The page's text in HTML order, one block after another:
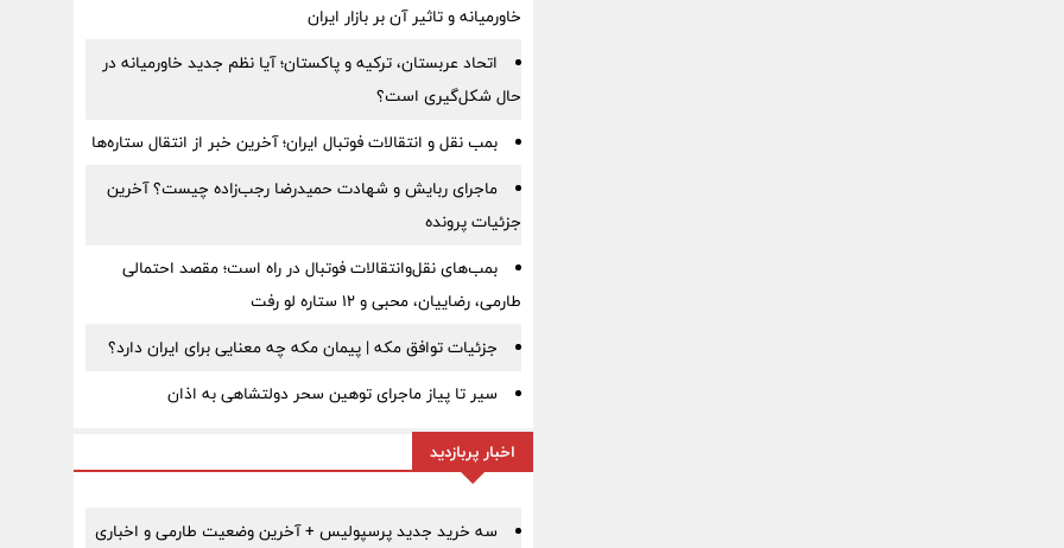
خاورمیانه و تاثیر آن بر بازار ایران
اتحاد عربستان، ترکیه و پاکستان؛ آیا نظم جدید خاورمیانه در
حال شکل‌گیری است؟
بمب نقل‌ و انتقالات فوتبال ایران؛ آخرین خبر از انتقال ستاره‌ها
ماجرای ربایش و شهادت حمیدرضا رجب‌زاده چیست؟ آخرین
جزئیات پرونده
بمب‌های نقل‌وانتقالات فوتبال در راه است؛ مقصد احتمالی
طارمی، رضاییان، محبی و ۱۲ ستاره لو رفت
جزئیات توافق مکه | پیمان مکه چه معنایی برای ایران دارد؟
سیر تا پیاز ماجرای توهین سحر دولتشاهی به اذان
اخبار پربازدید
سه خرید جدید پرسپولیس + آخرین وضعیت طارمی و اخباری